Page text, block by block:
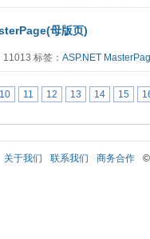
母版页)
标签： ASP.NET
10 11 12 13 14 15
关于我们 联系我们 商务合作